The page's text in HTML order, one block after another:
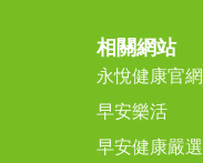
相關網站
永悅健康官網
早安樂活
早安健康嚴選